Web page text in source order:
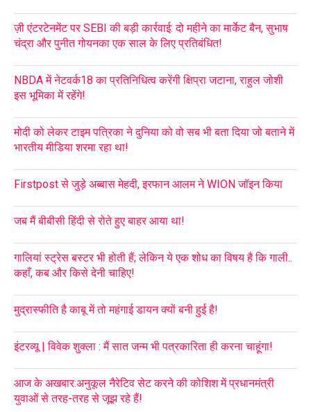
ज़ी एंटरटेनमेंट पर SEBI की बड़ी कार्रवाई: दो महीने का मार्केट बैन, सुभाष
चंद्रा और पुनीत गोयनका एक साल के लिए प्रतिबंधित!
NBDA में नेटवर्क18 का प्रतिनिधित्व करेंगी क्षिप्रा जटाना, राहुल जोशी
इस भूमिका में रहेंगे!
मोदी को लेकर टाइम पत्रिका ने दुनिया को वो सब भी बता दिया जो बताने में
भारतीय मीडिया शरमा रहा था!
Firstpost से जुड़े अब्बास मेहदी, इरफान आलम ने WION जॉइन किया
जब मैं बीबीसी हिंदी से रोते हुए बाहर आया था!
गालियां स्ट्रेस बस्टर भी होती हैं; लेकिन ये एक शोध का विषय है कि गाली..
कहाँ, कब और किसे देनी चाहिए!
मुद्रास्फीति है काबू में तो महंगाई डायन क्यों बनी हुई है!
इंटरव्यू | विवेक शुक्ला : मैं सात जन्म भी पत्रकारिता ही करना चाहूंगा!
आज के अखबार:अनुकूल नैरेटिव सेट करने की कोशिश में प्रधानमंत्री
युवाओं से तरह-तरह से जूझ रहे हैं!